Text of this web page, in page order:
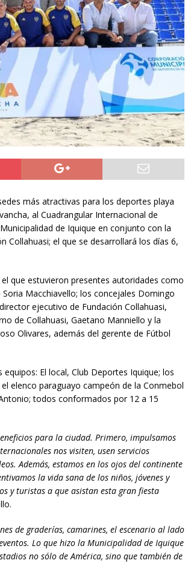
pago los estudios en el extranjero y nunca
que busca facilitar el ingreso a Carabineros
para asistir a la asunción de Abelardo de la
más atractivas para los deportes playa
al Cuadrangular Internacional de
de Iquique en conjunto con la
Collahuasi; el que se desarrollará los días 6,
que estuvieron presentes autoridades como
Macchiavello; los concejales Domingo
ejecutivo de Fundación Collahuasi,
de Collahuasi, Gaetano Manniello y la
Olivares, además del gerente de Fútbol
El local, Club Deportes Iquique; los
elenco paraguayo campeón de la Conmebol
todos conformados por 12 a 15
para la ciudad. Primero, impulsamos
nos visiten, usen servicios
Además, estamos en los ojos del continente
la vida sana de los niños, jóvenes y
y turistas a que asistan esta gran fiesta
de graderías, camarines, el escenario al lado
Lo que hizo la Municipalidad de Iquique
no sólo de América, sino que también de